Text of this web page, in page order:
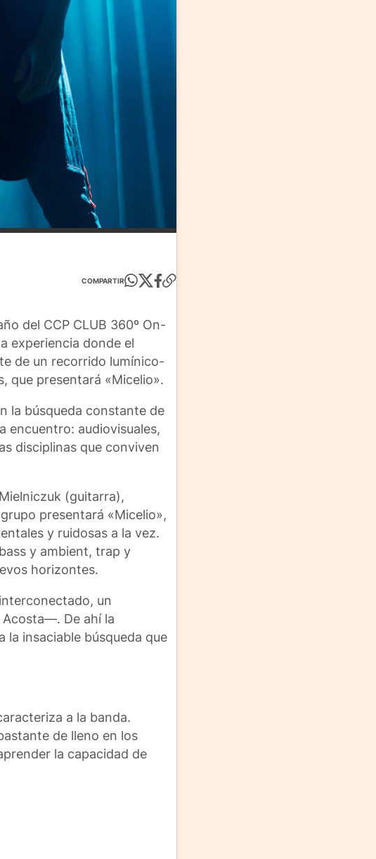
COMPARTIR
del CCP CLUB 360º On-
experiencia donde el
de un recorrido lumínico-
que presentará «Micelio».
la búsqueda constante de
encuentro: audiovisuales,
disciplinas que conviven
(guitarra),
presentará «Micelio»,
y ruidosas a la vez.
y ambient, trap y
horizontes.
un
De ahí la
la insaciable búsqueda que
a la banda.
de lleno en los
la capacidad de